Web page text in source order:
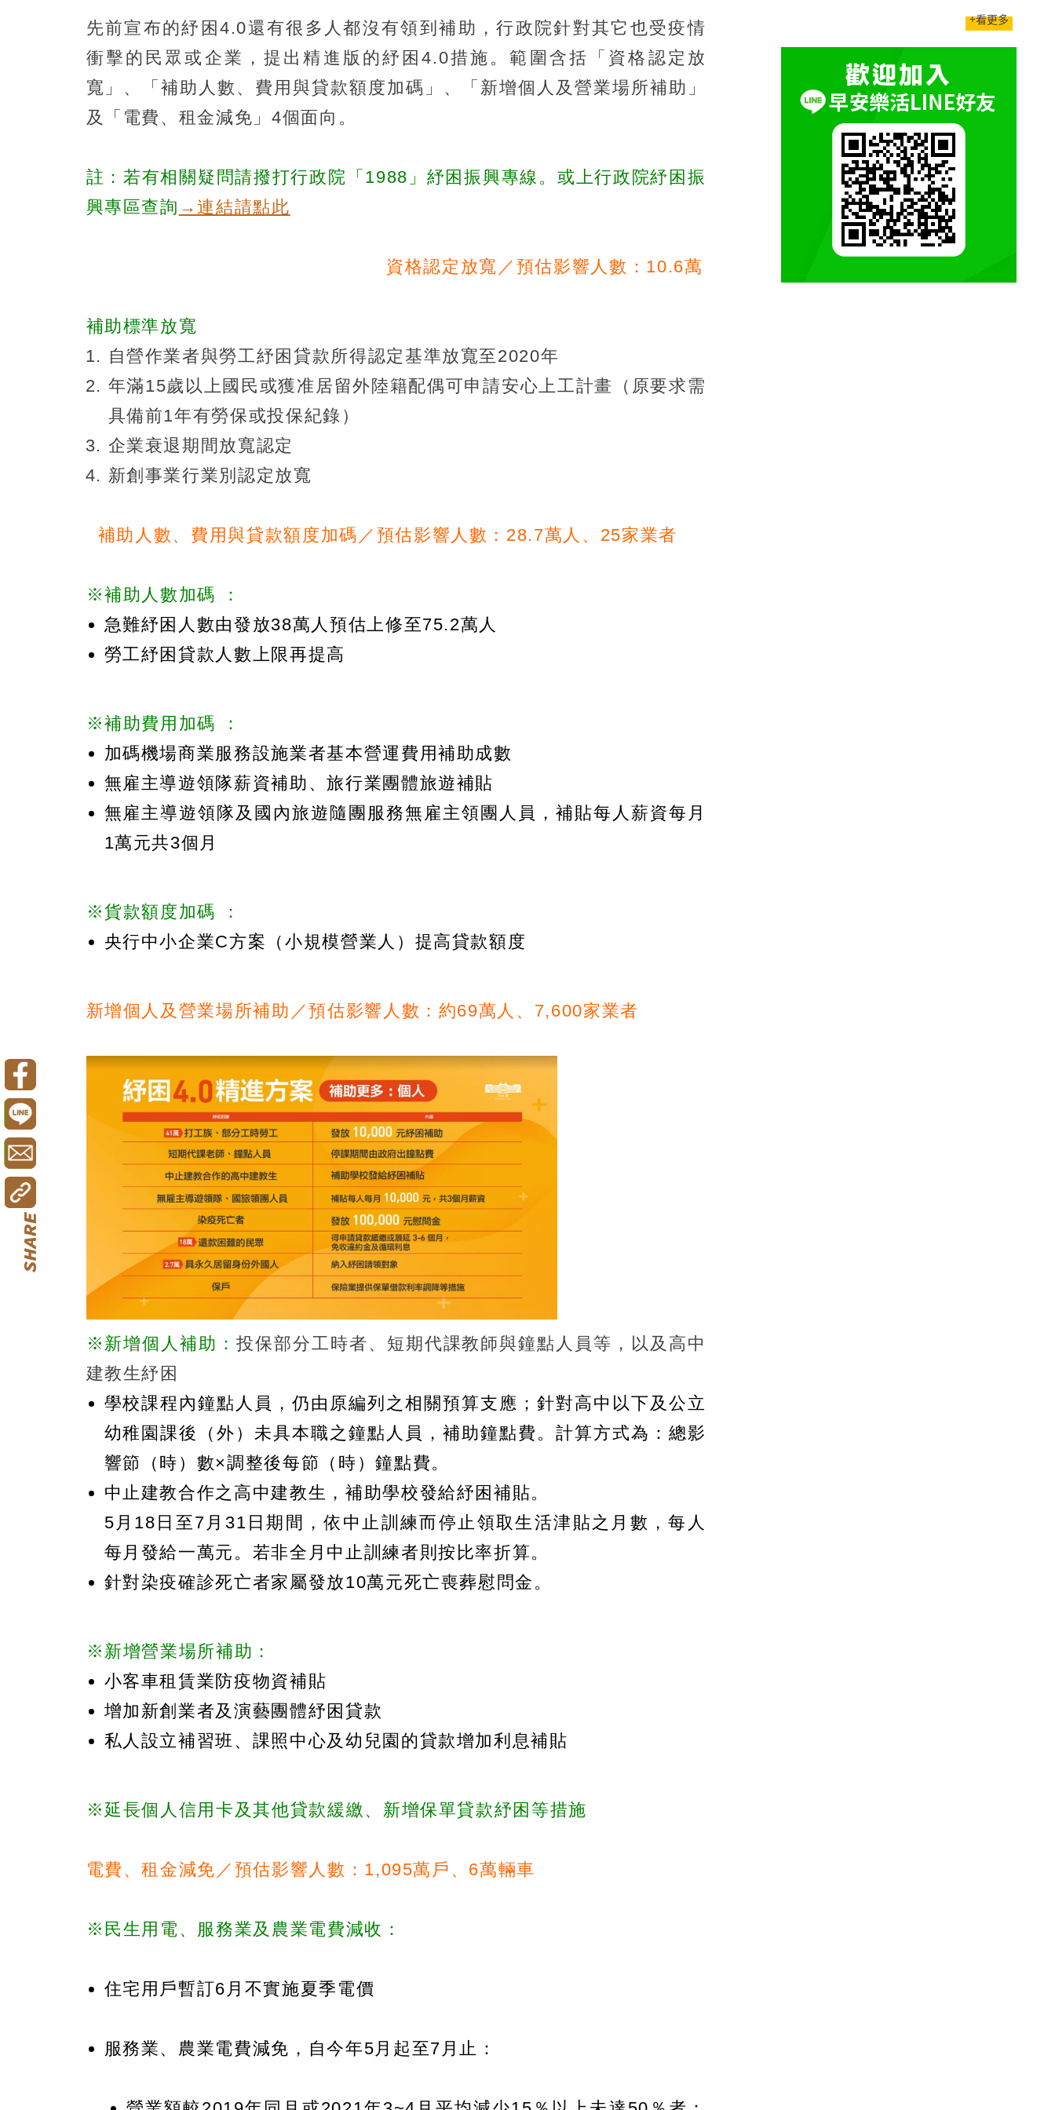
先前宣布的紓困4.0還有很多人都沒有領到補助，行政院針對其它也受疫情
衝擊的民眾或企業，提出精進版的紓困4.0措施。範圍含括「資格認定放
寬」、「補助人數、費用與貸款額度加碼」、「新增個人及營業場所補助」
及「電費、租金減免」4個面向。
註：若有相關疑問請撥打行政院「1988」紓困振興專線。或上行政院紓困振
興專區查詢 →連結請點此
資格認定放寬／預估影響人數：10.6萬
補助標準放寬
自營作業者與勞工紓困貸款所得認定基準放寬至2020年
年滿15歲以上國民或獲准居留外陸籍配偶可申請安心上工計畫（原要求需
具備前1年有勞保或投保紀錄）
企業衰退期間放寬認定
新創事業行業別認定放寬
補助人數、費用與貸款額度加碼／預估影響人數：28.7萬人、25家業者
※補助人數加碼 ：
急難紓困人數由發放38萬人預估上修至75.2萬人
勞工紓困貸款人數上限再提高
※補助費用加碼 ：
加碼機場商業服務設施業者基本營運費用補助成數
無雇主導遊領隊薪資補助、旅行業團體旅遊補貼
無雇主導遊領隊及國內旅遊隨團服務無雇主領團人員，補貼每人薪資每月
1萬元共3個月
※貨款額度加碼 ：
央行中小企業C方案（小規模營業人）提高貸款額度
新增個人及營業場所補助／預估影響人數：約69萬人、7,600家業者
※新增個人補助：投保部分工時者、短期代課教師與鐘點人員等，以及高中
建教生紓困
學校課程內鐘點人員，仍由原編列之相關預算支應；針對高中以下及公立
幼稚園課後（外）未具本職之鐘點人員，補助鐘點費。計算方式為：總影
響節（時）數×調整後每節（時）鐘點費。
中止建教合作之高中建教生，補助學校發給紓困補貼。
5月18日至7月31日期間，依中止訓練而停止領取生活津貼之月數，每人
每月發給一萬元。若非全月中止訓練者則按比率折算。
針對染疫確診死亡者家屬發放10萬元死亡喪葬慰問金。
※新增營業場所補助：
小客車租賃業防疫物資補貼
增加新創業者及演藝團體紓困貸款
私人設立補習班、課照中心及幼兒園的貸款增加利息補貼
※延長個人信用卡及其他貸款緩繳、新增保單貸款紓困等措施
電費、租金減免／預估影響人數：1,095萬戶、6萬輛車
※民生用電、服務業及農業電費減收：
住宅用戶暫訂6月不實施夏季電價
服務業、農業電費減免，自今年5月起至7月止：
+看更多